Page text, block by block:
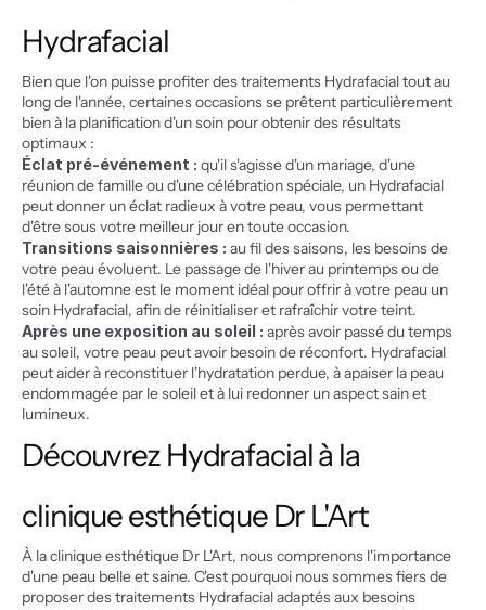
Hydrafacial
Bien que l'on puisse profiter des traitements Hydrafacial tout au
long de l'année, certaines occasions se prêtent particulièrement
bien à la planification d'un soin pour obtenir des résultats
optimaux :
Éclat pré-événement : qu'il s'agisse d'un mariage, d'une
réunion de famille ou d'une célébration spéciale, un Hydrafacial
peut donner un éclat radieux à votre peau, vous permettant
d'être sous votre meilleur jour en toute occasion.
Transitions saisonnières : au fil des saisons, les besoins de
votre peau évoluent. Le passage de l'hiver au printemps ou de
l'été à l'automne est le moment idéal pour offrir à votre peau un
soin Hydrafacial, afin de réinitialiser et rafraîchir votre teint.
Après une exposition au soleil : après avoir passé du temps
au soleil, votre peau peut avoir besoin de réconfort. Hydrafacial
peut aider à reconstituer l'hydratation perdue, à apaiser la peau
endommagée par le soleil et à lui redonner un aspect sain et
lumineux.
Découvrez Hydrafacial à la
clinique esthétique Dr L'Art
À la clinique esthétique Dr L'Art, nous comprenons l'importance
d'une peau belle et saine. C'est pourquoi nous sommes fiers de
proposer des traitements Hydrafacial adaptés aux besoins